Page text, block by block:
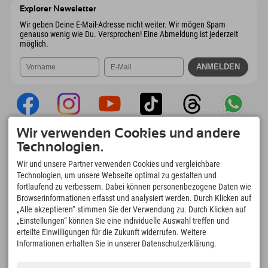
Explorer Newsletter
Wir geben Deine E-Mail-Adresse nicht weiter. Wir mögen Spam
genauso wenig wie Du. Versprochen! Eine Abmeldung ist jederzeit
möglich.
Explorer App
Upload Deiner #ExplorerMoments, Mein
Explorer To Go mit Buchungsübersicht,
Bucketlist, Restaurantübersicht uvm. Jetzt
downloaden!
Zeit für Explorer Moments
166
Bergseen und Erlebnisbäder
4.634km
Pisten zum Skifahren und
Wir verwenden Cookies und andere
Technologien.
Wir und unsere Partner verwenden Cookies und vergleichbare
Technologien, um unsere Webseite optimal zu gestalten und
fortlaufend zu verbessern. Dabei können personenbezogene Daten wie
Browserinformationen erfasst und analysiert werden. Durch Klicken auf
„Alle akzeptieren“ stimmen Sie der Verwendung zu. Durch Klicken auf
„Einstellungen“ können Sie eine individuelle Auswahl treffen und
erteilte Einwilligungen für die Zukunft widerrufen. Weitere
Informationen erhalten Sie in unserer Datenschutzerklärung.